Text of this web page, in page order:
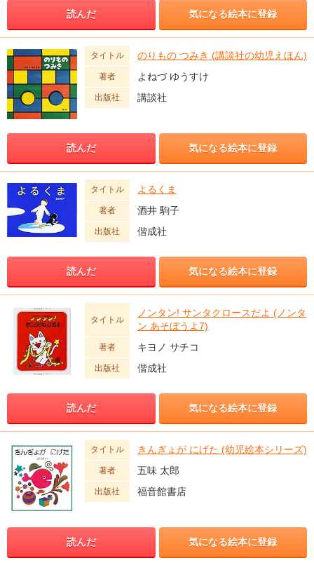
読んだ 気になる絵本に登録
タイトル のりもの つみき (講談社の幼児えほん)
著者 よねづ ゆうすけ
出版社 講談社
読んだ 気になる絵本に登録
タイトル よるくま
著者 酒井 駒子
出版社 偕成社
読んだ 気になる絵本に登録
タイトル
ノンタン! サンタクロースだよ (ノンタ
ン あそぼうよ7)
著者 キヨノ サチコ
出版社 偕成社
読んだ 気になる絵本に登録
タイトル きんぎょが にげた (幼児絵本シリーズ)
著者 五味 太郎
出版社 福音館書店
読んだ 気になる絵本に登録